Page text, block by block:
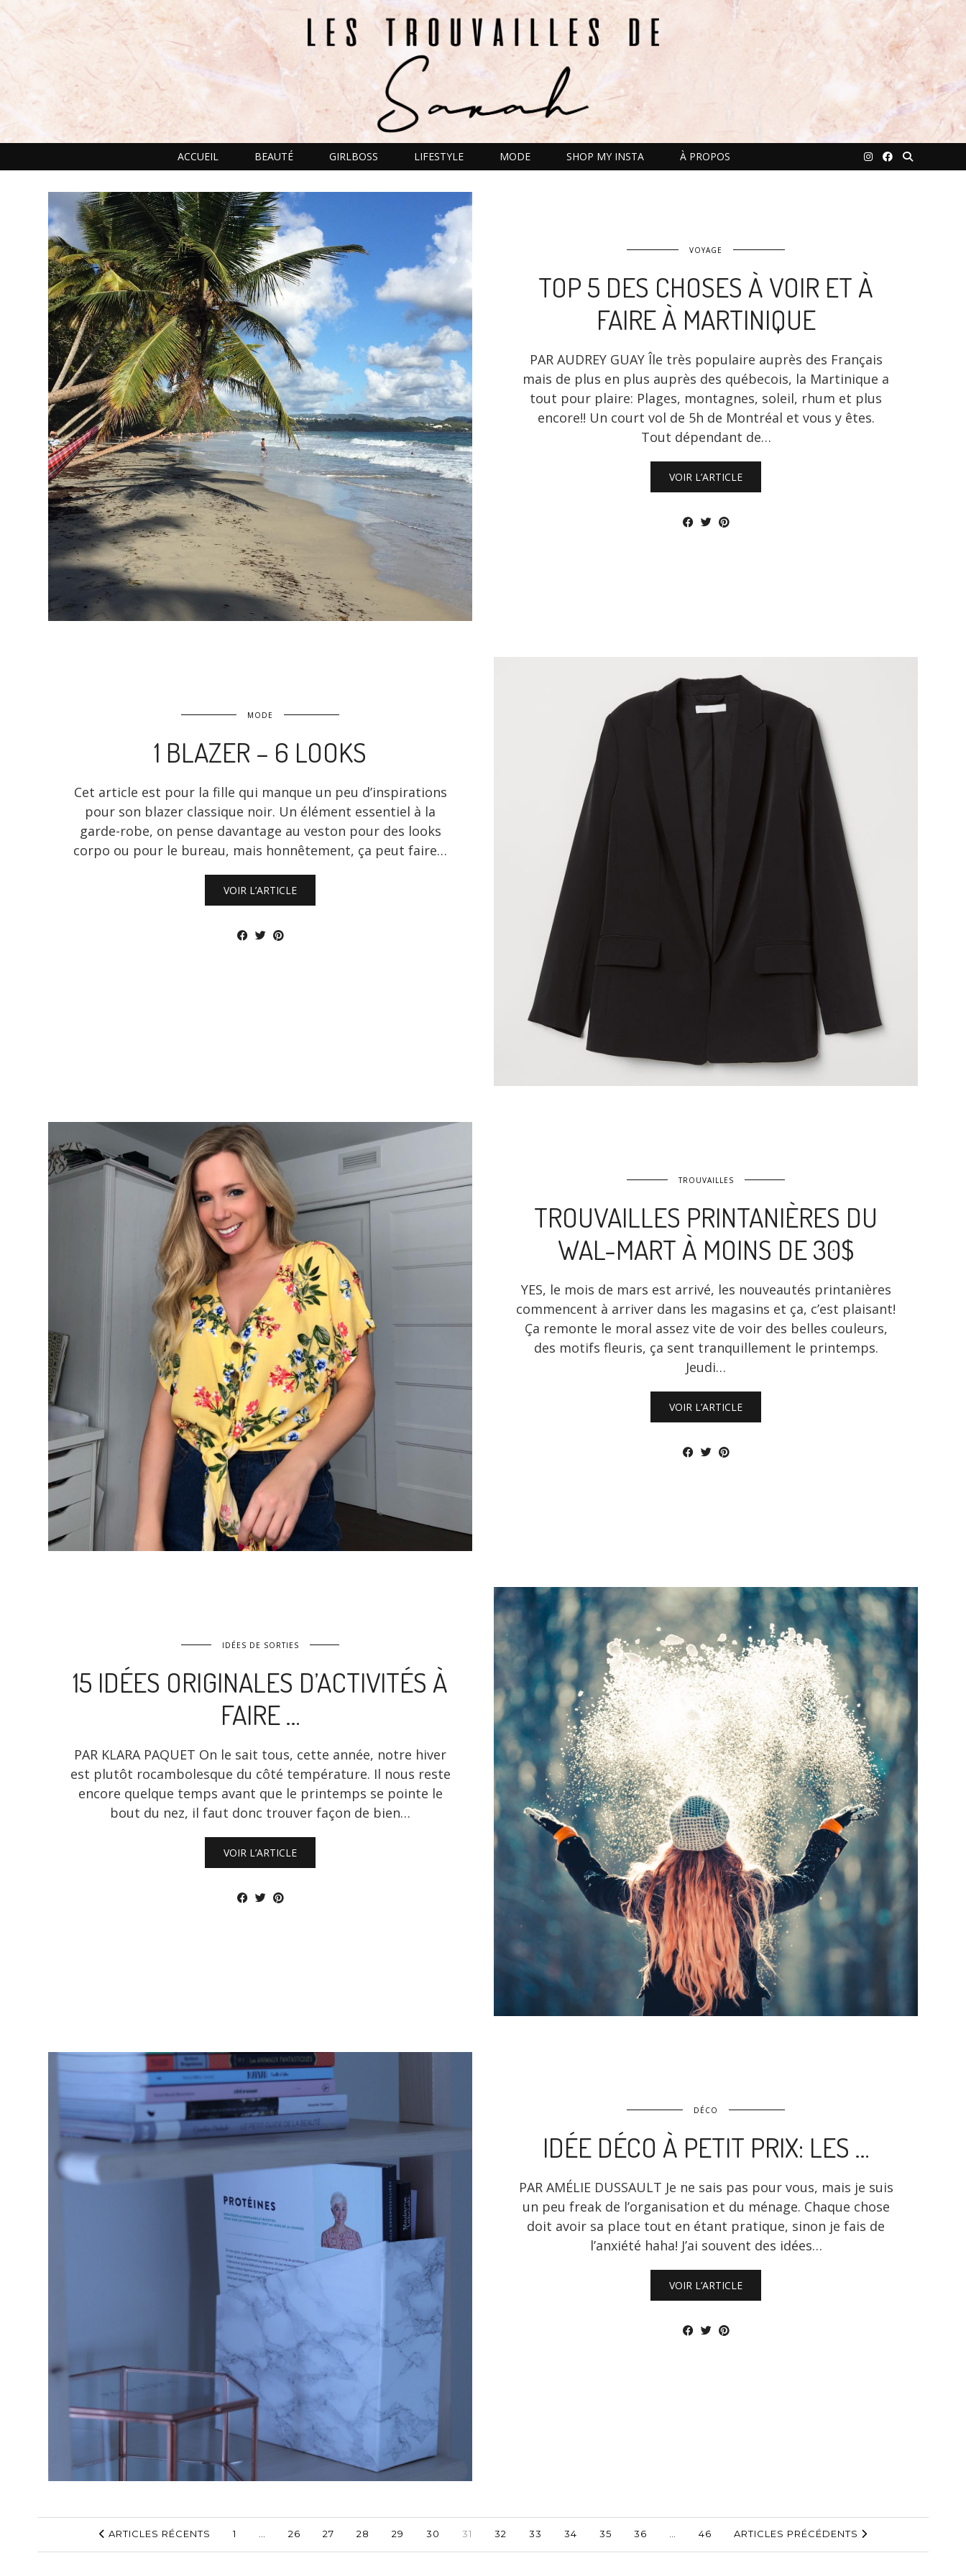
ACCUEIL BEAUTÉ GIRLBOSS LIFESTYLE MODE SHOP MY INSTA À PROPOS
VOYAGE
TOP 5 DES CHOSES À VOIR ET À
FAIRE À MARTINIQUE
PAR AUDREY GUAY Île très populaire auprès des Français
mais de plus en plus auprès des québecois, la Martinique a
tout pour plaire: Plages, montagnes, soleil, rhum et plus
encore!! Un court vol de 5h de Montréal et vous y êtes.
Tout dépendant de…
VOIR L’ARTICLE
MODE
1 BLAZER – 6 LOOKS
Cet article est pour la fille qui manque un peu d’inspirations
pour son blazer classique noir. Un élément essentiel à la
garde-robe, on pense davantage au veston pour des looks
corpo ou pour le bureau, mais honnêtement, ça peut faire…
VOIR L’ARTICLE
TROUVAILLES
TROUVAILLES PRINTANIÈRES DU
WAL-MART À MOINS DE 30$
YES, le mois de mars est arrivé, les nouveautés printanières
commencent à arriver dans les magasins et ça, c’est plaisant!
Ça remonte le moral assez vite de voir des belles couleurs,
des motifs fleuris, ça sent tranquillement le printemps.
Jeudi…
VOIR L’ARTICLE
IDÉES DE SORTIES
15 IDÉES ORIGINALES D’ACTIVITÉS À
FAIRE …
PAR KLARA PAQUET On le sait tous, cette année, notre hiver
est plutôt rocambolesque du côté température. Il nous reste
encore quelque temps avant que le printemps se pointe le
bout du nez, il faut donc trouver façon de bien…
VOIR L’ARTICLE
DÉCO
IDÉE DÉCO À PETIT PRIX: LES …
PAR AMÉLIE DUSSAULT Je ne sais pas pour vous, mais je suis
un peu freak de l’organisation et du ménage. Chaque chose
doit avoir sa place tout en étant pratique, sinon je fais de
l’anxiété haha! J’ai souvent des idées…
VOIR L’ARTICLE
ARTICLES RÉCENTS 1 26 27 28 29 30 31 32 33 34 35 36 46 ARTICLES PRÉCÉDENTS